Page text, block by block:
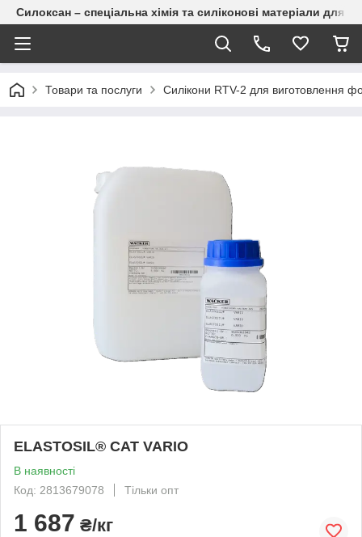
Силоксан – спеціальна хімія та силіконові матеріали для
Товари та послуги Силікони RTV-2 для виготовлення
ELASTOSIL® CAT VARIO
В наявності
Код: 2813679078
Тільки опт
1 687 ₴/кг